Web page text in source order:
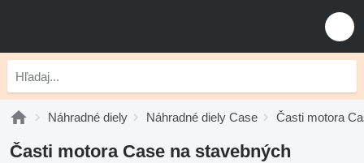
Náhradné diely Náhradné diely Case Časti motora
Časti motora Case na stavebných